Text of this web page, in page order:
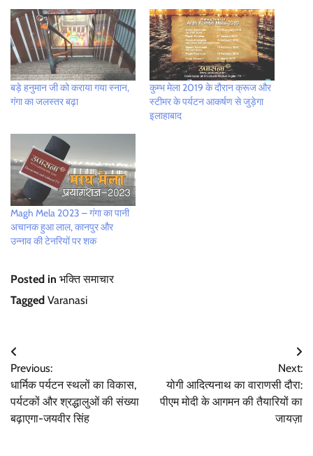
बड़े हनुमान जी को कराया गया स्नान,
गंगा का जलस्तर बढ़ा
कुम्भ मेला 2019 के दौरान क्रूज और
स्टीमर के पर्यटन आकर्षण से जुड़ेगा
इलाहाबाद
Magh Mela 2023 – गंगा का पानी
अचानक हुआ लाल, कानपुर और
उन्‍नाव की टेनरियों पर शक
Posted in भक्ति समाचार
Tagged Varanasi
Post
navigation
Previous:
धार्मिक पर्यटन स्थलों का विकास,
पर्यटकों और श्रद्धालुओं की संख्या
बढ़ाएगा-जयवीर सिंह
Next:
योगी आदित्यनाथ का वाराणसी दौरा:
पीएम मोदी के आगमन की तैयारियों का
जायज़ा